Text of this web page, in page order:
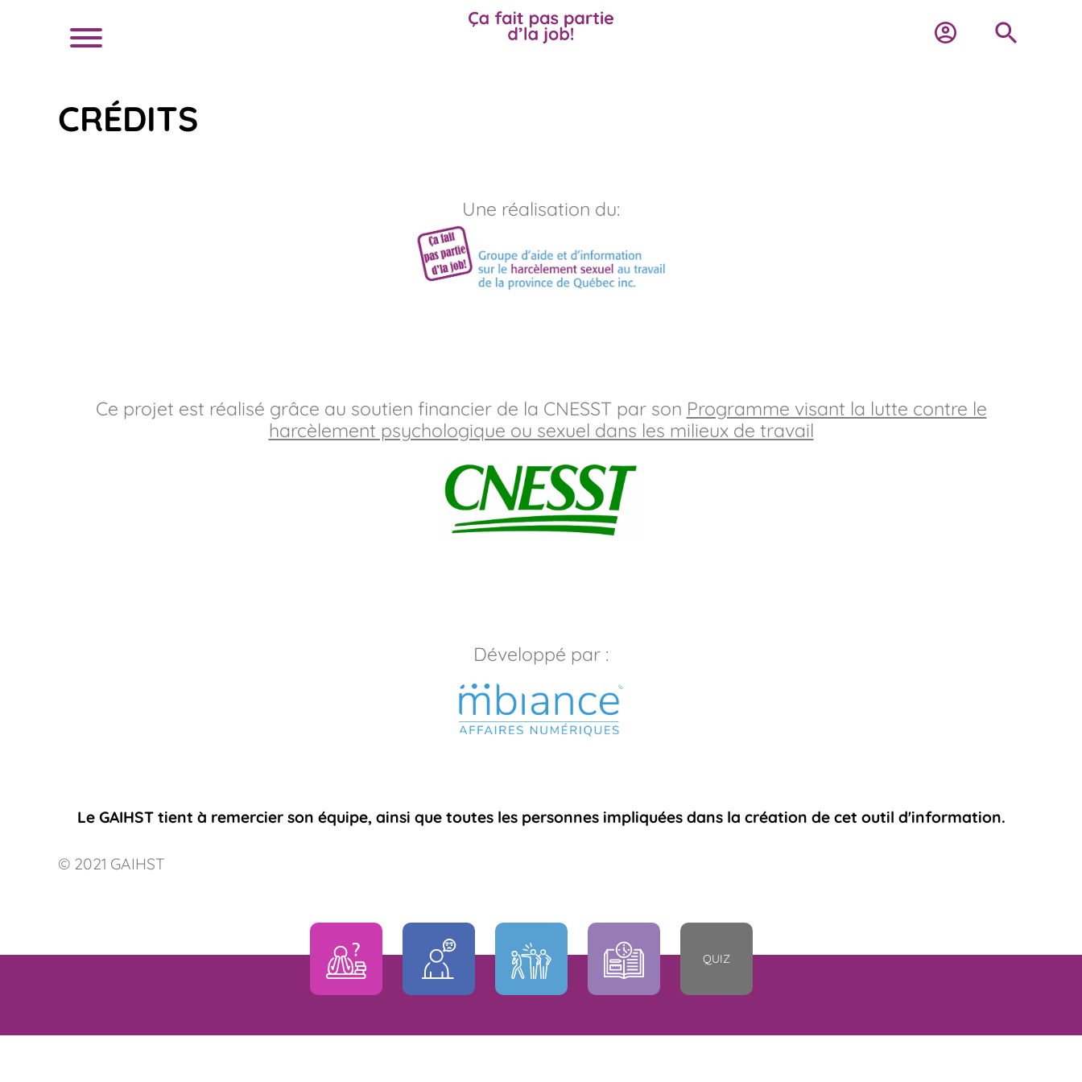
CRÉDITS
Une réalisation du:
Ce projet est réalisé grâce au soutien financier de la CNESST par son Programme visant la lutte contre le
harcèlement psychologique ou sexuel dans les milieux de travail
Développé par :
Le GAIHST tient à remercier son équipe, ainsi que toutes les personnes impliquées dans la création de cet outil d'information.
© 2021 GAIHST
QUIZ